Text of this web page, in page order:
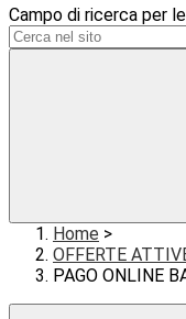
Campo di ricerca per
Home >
OFFERTE
PAGO ONLINE